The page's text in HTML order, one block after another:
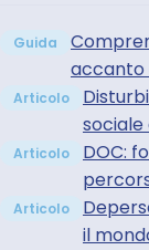
Guida
accanto
Articolo
sociale
Articolo
DOC:
Articolo
il